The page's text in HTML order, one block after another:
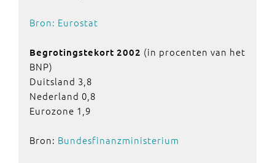
Bron: Eurostat
Begrotingstekort 2002 (in procenten van het
BNP)
Duitsland 3,8
Nederland 0,8
Eurozone 1,9
Bron: Bundesfinanzministerium